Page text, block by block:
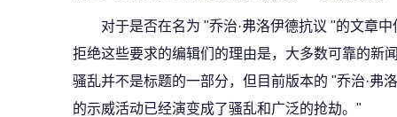
对于是否在名为 "乔治·弗洛伊德抗议 "的文章
拒绝这些要求的编辑们的理由是，大多数可靠的新
骚乱并不是标题的一部分，但目前版本的 "乔治·弗
的示威活动已经演变成了骚乱和广泛的抢劫。"